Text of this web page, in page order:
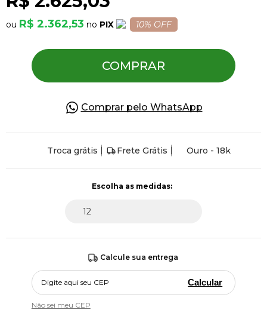
R$ 2.362,53 PIX 10% OFF
COMPRAR
Comprar pelo WhatsApp
Troca grátis Frete Grátis Ouro - 18k
Calcule sua entrega
Calcular
Não sei meu CEP
Piercing
Presente